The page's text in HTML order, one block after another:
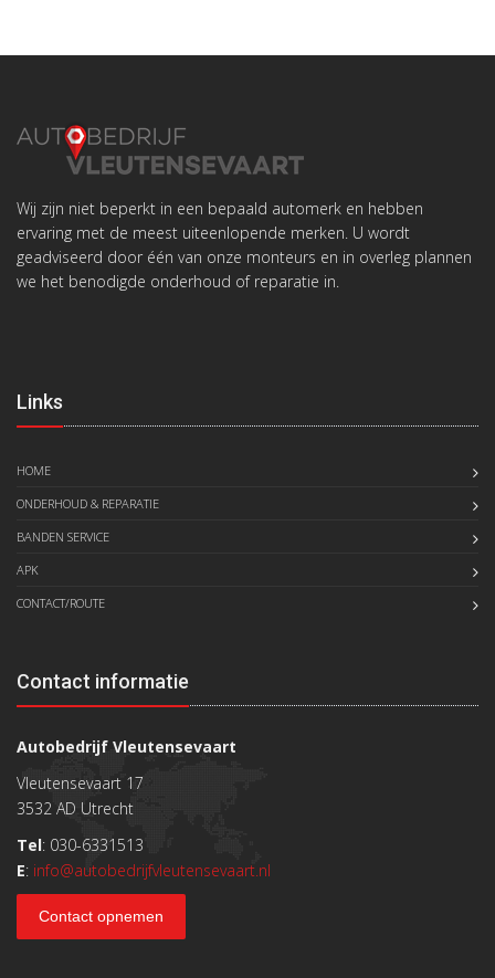
Wij zijn niet beperkt in een bepaald automerk en hebben
ervaring met de meest uiteenlopende merken. U wordt
geadviseerd door één van onze monteurs en in overleg plannen
we het benodigde onderhoud of reparatie in.
Links
HOME
ONDERHOUD & REPARATIE
BANDEN SERVICE
APK
CONTACT/ROUTE
Contact informatie
Autobedrijf Vleutensevaart
Vleutensevaart 17
3532 AD Utrecht
Tel: 030-6331513
E: info@autobedrijfvleutensevaart.nl
Contact opnemen